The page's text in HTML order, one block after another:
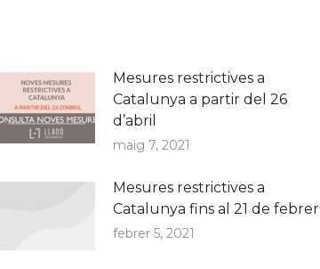
Mesures restrictives a
Catalunya a partir del 26
d’abril
maig 7, 2021
Mesures restrictives a
Catalunya fins al 21 de febrer
febrer 5, 2021